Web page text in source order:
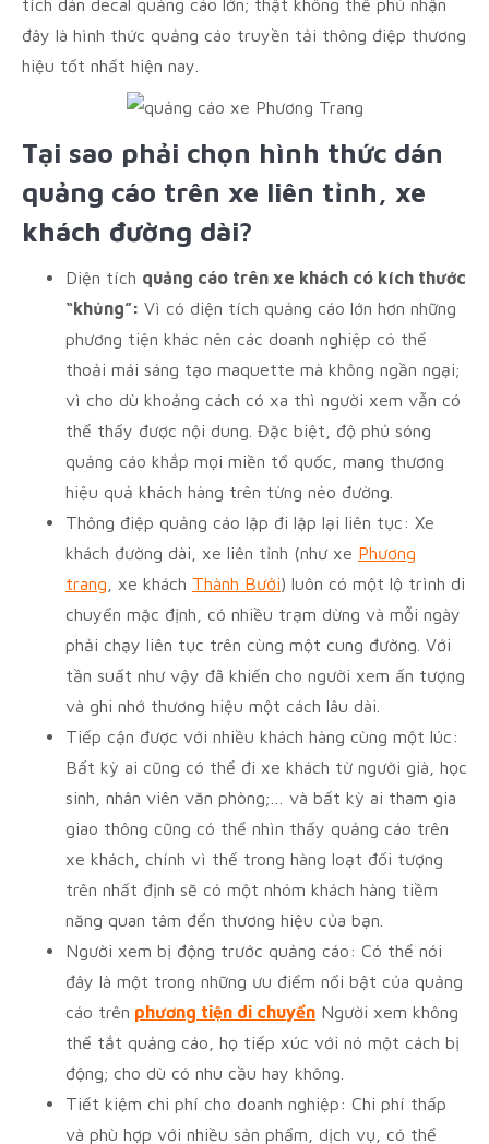
tích dán decal quảng cáo lớn; thật không thể phủ nhận
đây là hình thức quảng cáo truyền tải thông điệp thương
hiệu tốt nhất hiện nay.
Tại sao phải chọn hình thức dán
quảng cáo trên xe liên tỉnh, xe
khách đường dài?
Diện tích quảng cáo trên xe khách có kích thước
“khủng”: Vì có diện tích quảng cáo lớn hơn những
phương tiện khác nên các doanh nghiệp có thể
thoải mái sáng tạo maquette mà không ngần ngại;
vì cho dù khoảng cách có xa thì người xem vẫn có
thể thấy được nội dung. Đặc biệt, độ phủ sóng
quảng cáo khắp mọi miền tổ quốc, mang thương
hiệu quả khách hàng trên từng nẻo đường.
Thông điệp quảng cáo lặp đi lặp lại liên tục: Xe
khách đường dài, xe liên tỉnh (như xe Phương
trang , xe khách Thành Bưởi) luôn có một lộ trình di
chuyển mặc định, có nhiều trạm dừng và mỗi ngày
phải chạy liên tục trên cùng một cung đường. Với
tần suất như vậy đã khiến cho người xem ấn tượng
và ghi nhớ thương hiệu một cách lâu dài.
Tiếp cận được với nhiều khách hàng cùng một lúc:
Bất kỳ ai cũng có thể đi xe khách từ người già, học
sinh, nhân viên văn phòng;… và bất kỳ ai tham gia
giao thông cũng có thể nhìn thấy quảng cáo trên
xe khách, chính vì thế trong hàng loạt đối tượng
trên nhất định sẽ có một nhóm khách hàng tiềm
năng quan tâm đến thương hiệu của bạn.
Người xem bị động trước quảng cáo: Có thể nói
đây là một trong những ưu điểm nổi bật của quảng
cáo trên phương tiện di chuyển Người xem không
thể tắt quảng cáo, họ tiếp xúc với nó một cách bị
động; cho dù có nhu cầu hay không.
Tiết kiệm chi phí cho doanh nghiệp: Chi phí thấp
và phù hợp với nhiều sản phẩm, dịch vụ, có thể